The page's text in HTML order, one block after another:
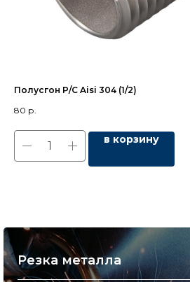
Полусгон Р/С Aisi 304 (1/2)
80 р.
в корзину
Резка металла